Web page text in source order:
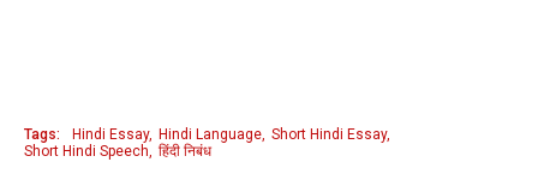
Tags: Hindi Essay Hindi Language Short Hindi Essay
Short Hindi Speech
हिंदी निबंध